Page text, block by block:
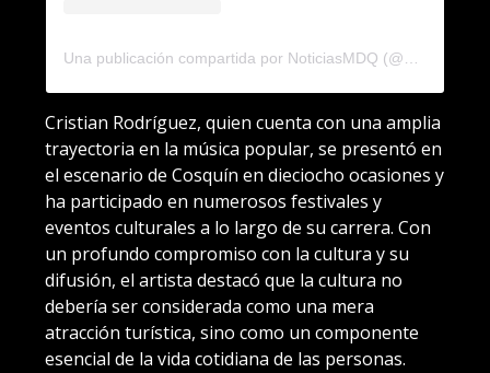
Cristian Rodríguez, quien cuenta con una amplia
trayectoria en la música popular, se presentó en
el escenario de Cosquín en dieciocho ocasiones y
ha participado en numerosos festivales y
eventos culturales a lo largo de su carrera. Con
un profundo compromiso con la cultura y su
difusión, el artista destacó que la cultura no
debería ser considerada como una mera
atracción turística, sino como un componente
esencial de la vida cotidiana de las personas.